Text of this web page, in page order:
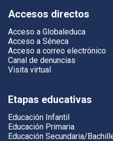
Accesos directos
Acceso a Globaleduca
Acceso a Séneca
Acceso a correo electrónico
Canal de denuncias
Visita virtual
Etapas educativas
Educación Infantil
Educación Primaria
Educación Secundaria/